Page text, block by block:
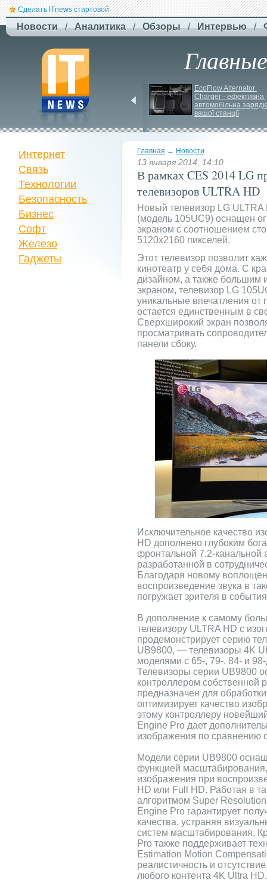
Сделать ITnews стартовой
Новости / Аналитика / Обзоры / Интервью /
виробництво ракет для
Patriot
EcoFlow Alternator
Charger - ефективна
автомобільна
вашої станції
Главная → Новости
13 января 2014, 14:10
В рамках CES 2014 LG
телевизоров ULTRA HD
Новый телевизор LG
(модель 105UC9) оснащен
экраном с соотношением
5120х2160 пикселей.
Этот телевизор позволит
кинотеатр у себя дома. С
дизайном, а также
экраном, телевизор LG
уникальные впечатления от
остается единственным в
Сверхширокий экран
просматривать
панели сбоку.
Исключительное качество
HD дополнено глубоким
фронтальной 7.2-канальной
разработанной в
Благодаря новому
воспроизведение звука в
погружает зрителя в
В дополнение к самому
телевизору ULTRA HD с
продемонстрирует серию
UB9800, — телевизоры 4K
моделями с 65-, 79-, 84- и
Телевизоры серии UB9800
контроллером собственной
предназначен для
оптимизирует качество
этому контроллеру
Engine Pro дает
изображения по сравнению
Модели серии UB9800
функцией масштабирования,
изображения при
HD или Full HD. Работая в
алгоритмом Super
Engine Pro гарантирует
качества, устраняя
систем масштабирования.
Pro также поддерживает
Estimation Motion
реалистичность и
любого контента 4K Ultra HD.
Интернет
Связь
Технологии
Безопасность
Бизнес
Софт
Железо
Гаджеты